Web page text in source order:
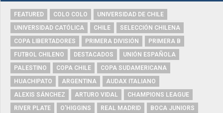
FEATURED COLO COLO
UNIVERSIDAD DE CHILE
UNIVERSIDAD CATÓLICA
CHILE
SELECCIÓN CHILENA
COPA LIBERTADORES
PRIMERA DIVISIÓN
PRIMERA B
FUTBOL CHILENO
DESTACADOS
UNIÓN ESPAÑOLA
PALESTINO
COPA CHILE
COPA SUDAMERICANA
HUACHIPATO
ARGENTINA
AUDAX ITALIANO
ALEXIS SÁNCHEZ
ARTURO VIDAL
CHAMPIONS LEAGUE
RIVER PLATE
O'HIGGINS REAL MADRID
BOCA JUNIORS